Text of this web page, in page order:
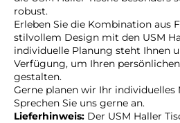
robust.
Erleben Sie die Kombination aus
stilvollem Design mit den USM
individuelle Planung steht Ihnen
Verfügung, um Ihren
gestalten.
Gerne planen wir Ihr individuelles
Sprechen Sie uns gerne an.
Lieferhinweis: Der USM Haller